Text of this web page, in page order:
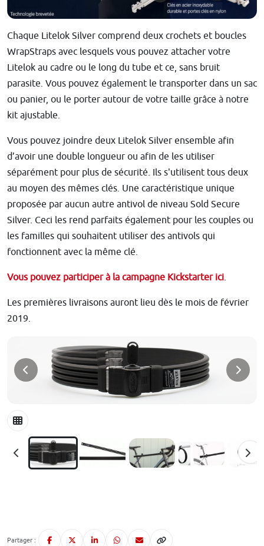
Chaque Litelok Silver comprend deux crochets et boucles
WrapStraps avec lesquels vous pouvez attacher votre
Litelok au cadre ou le long du tube et ce, sans bruit
parasite. Vous pouvez également le transporter dans un sac
ou panier, ou le porter autour de votre taille grâce à notre
kit ajustable.
Vous pouvez joindre deux Litelok Silver ensemble afin
d’avoir une double longueur ou afin de les utiliser
séparément pour plus de sécurité. Ils s'utilisent tous deux
au moyen des mêmes clés. Une caractéristique unique
proposée par aucun autre antivol de niveau Sold Secure
Silver. Ceci les rend parfaits également pour les couples ou
les familles qui souhaitent utiliser des antivols qui
fonctionnent avec la même clé.
Vous pouvez participer à la campagne Kickstarter ici.
Les premières livraisons auront lieu dès le mois de février
2019.
Partager :